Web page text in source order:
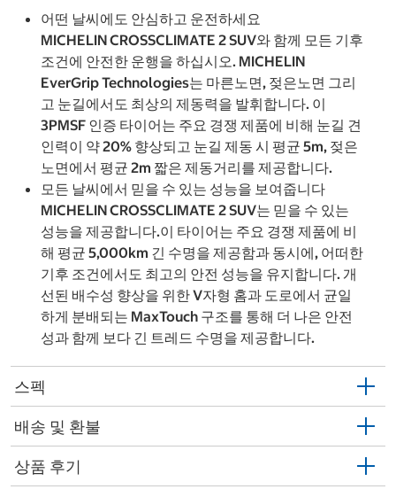
어떤 날씨에도 안심하고 운전하세요
MICHELIN CROSSCLIMATE 2 SUV와 함께 모든 기후
조건에 안전한 운행을 하십시오. MICHELIN
EverGrip Technologies는 마른노면, 젖은노면 그리
고 눈길에서도 최상의 제동력을 발휘합니다. 이
3PMSF 인증 타이어는 주요 경쟁 제품에 비해 눈길 견
인력이 약 20% 향상되고 눈길 제동 시 평균 5m, 젖은
노면에서 평균 2m 짧은 제동거리를 제공합니다.
모든 날씨에서 믿을 수 있는 성능을 보여줍니다
MICHELIN CROSSCLIMATE 2 SUV는 믿을 수 있는
성능을 제공합니다.이 타이어는 주요 경쟁 제품에 비
해 평균 5,000km 긴 수명을 제공함과 동시에, 어떠한
기후 조건에서도 최고의 안전 성능을 유지합니다. 개
선된 배수성 향상을 위한 V자형 홈과 도로에서 균일
하게 분배되는 MaxTouch 구조를 통해 더 나은 안전
성과 함께 보다 긴 트레드 수명을 제공합니다.
스펙
배송 및 환불
상품 후기